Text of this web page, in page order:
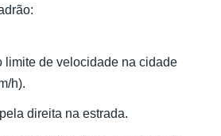
limite de velocidade na cidade
h).
direita na estrada.